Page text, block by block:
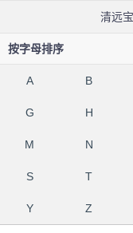
清远
按字母排序
A B
G H
M N
S T
Y Z